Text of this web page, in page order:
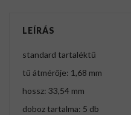
LEÍRÁS
standard tartaléktű
tű átmérője: 1,68 mm
hossz: 33,54 mm
doboz tartalma: 5 db